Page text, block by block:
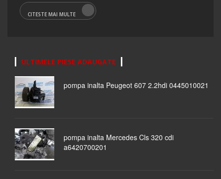
CITESTE MAI MULTE
ULTIMELE PIESE ADAUGATE
pompa inalta Peugeot 607 2.2hdi 0445010021
pompa inalta Mercedes Cls 320 cdi
a6420700201